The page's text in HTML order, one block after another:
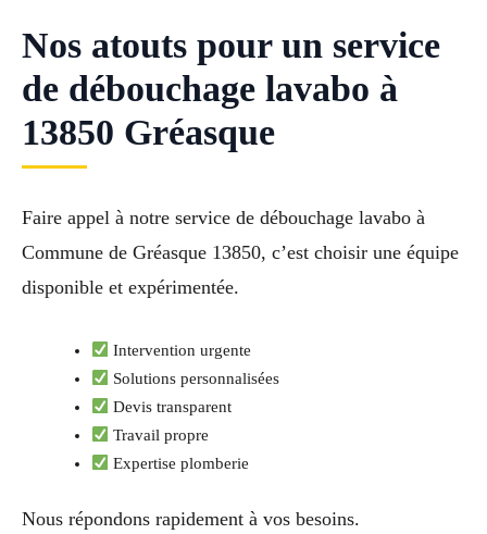
Nos atouts pour un service
de débouchage lavabo à
13850 Gréasque
Faire appel à notre service de débouchage lavabo à
Commune de Gréasque 13850, c’est choisir une équipe
disponible et expérimentée.
Intervention urgente
Solutions personnalisées
Devis transparent
Travail propre
Expertise plomberie
Nous répondons rapidement à vos besoins.